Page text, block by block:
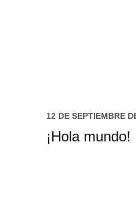
12 DE SEPTIEMBRE
¡Hola mundo!